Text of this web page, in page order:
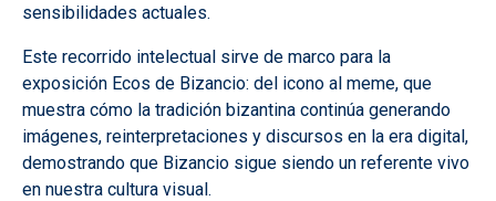
sensibilidades actuales.
Este recorrido intelectual sirve de marco para la
exposición Ecos de Bizancio: del icono al meme, que
muestra cómo la tradición bizantina continúa generando
imágenes, reinterpretaciones y discursos en la era digital,
demostrando que Bizancio sigue siendo un referente vivo
en nuestra cultura visual.